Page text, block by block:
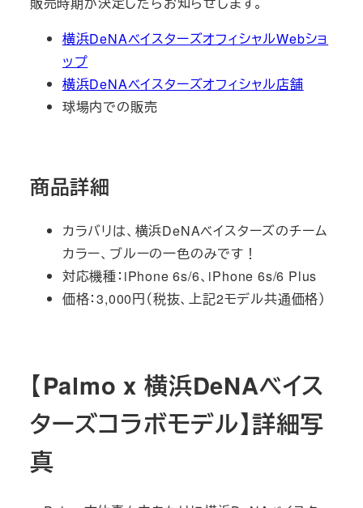
横浜DeNAベイスターズオフィシャルWebショ
ップ
横浜DeNAベイスターズオフィシャル店舗
球場内での販売
商品詳細
カラバリは、横浜DeNAベイスターズのチーム
カラー、ブルーの一色のみです！
対応機種：iPhone 6s/6、iPhone 6s/6 Plus
価格：3,000円（税抜、上記2モデル共通価格）
【Palmo x 横浜DeNAベイス
ターズコラボモデル】詳細写
真